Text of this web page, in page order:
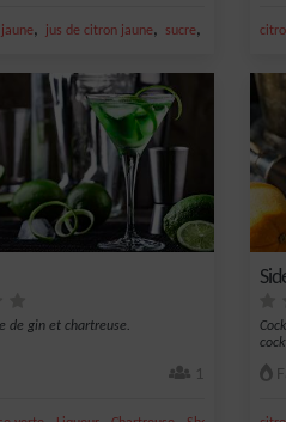
, jus de citron jaune, sucre,
de gin et chartreuse.
1